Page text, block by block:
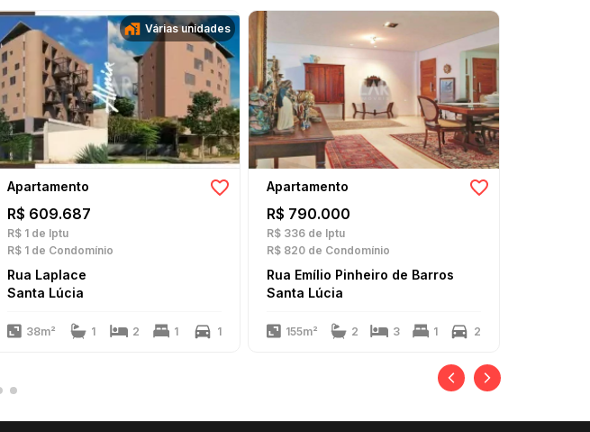
Várias unidades
Apartamento
R$ 609.687
R$ 1 de Iptu
R$ 1 de Condomínio
Rua Laplace
Santa Lúcia
38m² 1 2 1 1
Apartamento
R$ 790.000
R$ 336 de Iptu
R$ 820 de Condomínio
Rua Emílio Pinheiro de Barros
Santa Lúcia
155m² 2 3 1 2